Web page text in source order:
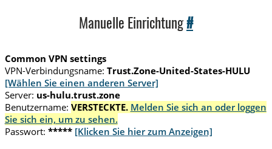
Manuelle Einrichtung#
Common VPN settings
VPN-Verbindungsname: Trust.Zone-United-States-HULU
[Wählen Sie einen anderen Server]
Server: us-hulu.trust.zone
Benutzername: VERSTECKTE. Melden Sie sich an oder loggen
Sie sich ein, um zu sehen.
Passwort: ***** [Klicken Sie hier zum Anzeigen]